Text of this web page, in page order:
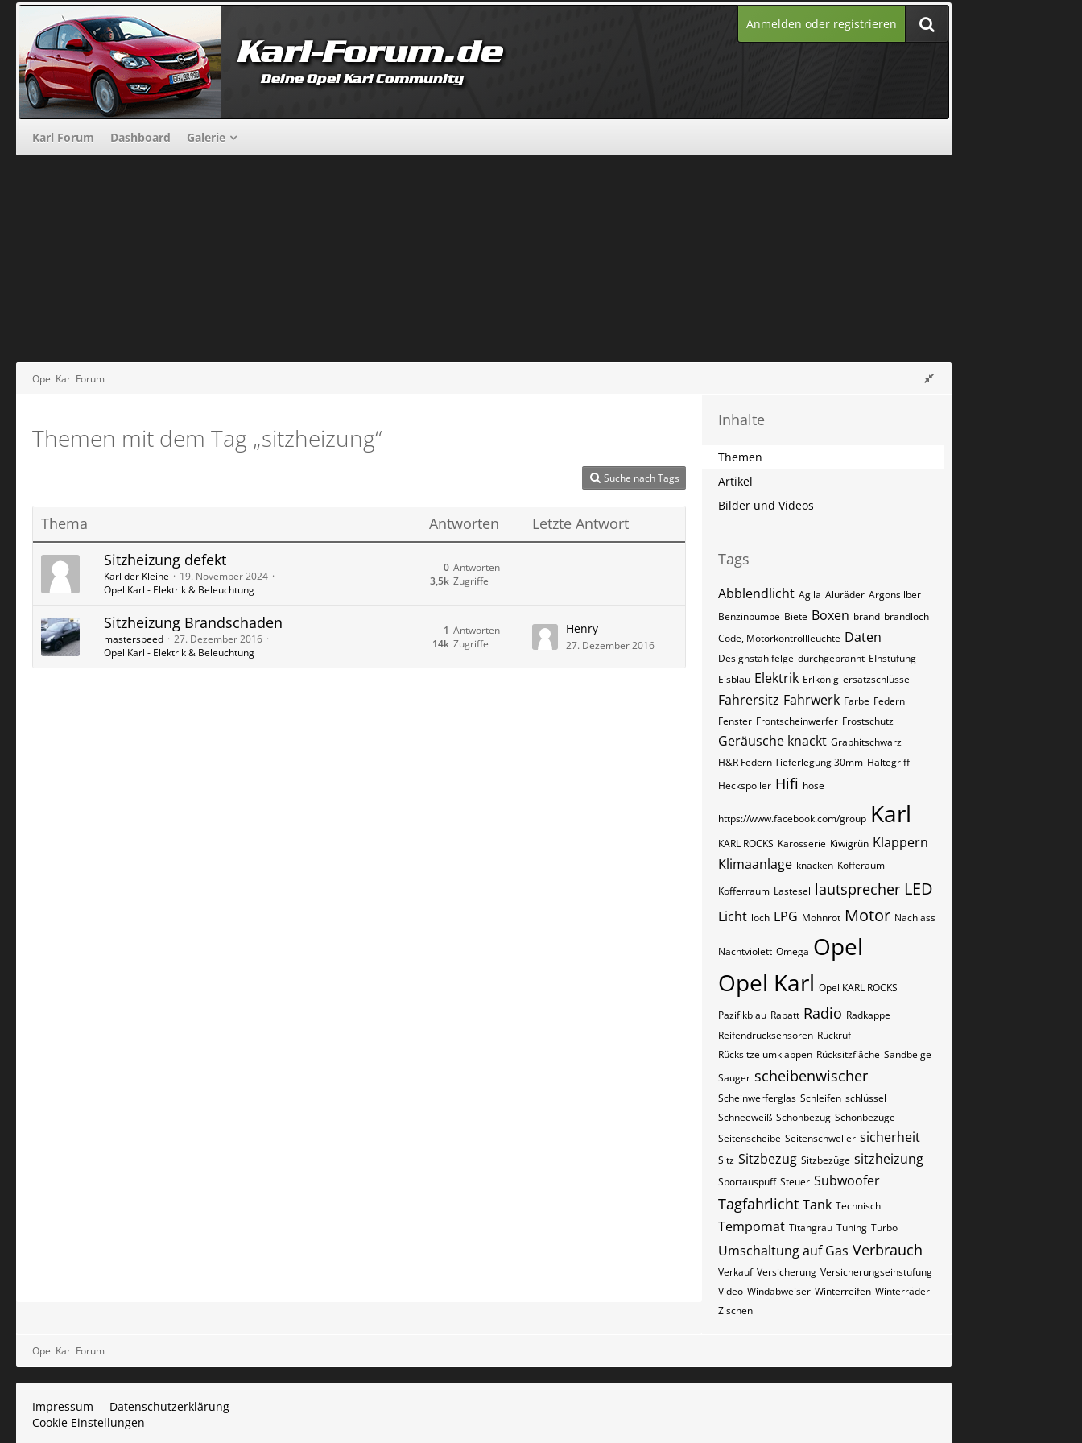
Anmelden oder registrieren
Karl Forum Dashboard Galerie
Opel Karl Forum
Themen mit dem Tag „sitzheizung“
Suche nach Tags
Thema Antworten
Letzte Antwort
Sitzheizung defekt
Karl der Kleine
19. November 2024
Opel Karl - Elektrik & Beleuchtung
Antworten
0
Zugriffe
3,5k
Sitzheizung Brandschaden
masterspeed
27. Dezember 2016
Opel Karl - Elektrik & Beleuchtung
Antworten
1
Zugriffe
14k
Henry
27. Dezember 2016
Inhalte
Themen
Artikel
Bilder und Videos
Tags
Abblendlicht Agila Aluräder Argonsilber
Benzinpumpe Biete Boxen brand brandloch
Code, Motorkontrollleuchte Daten
Designstahlfelge durchgebrannt EInstufung
Eisblau Elektrik Erlkönig ersatzschlüssel
Fahrersitz Fahrwerk Farbe Federn
Fenster Frontscheinwerfer Frostschutz
Geräusche knackt Graphitschwarz
H&R Federn Tieferlegung 30mm Haltegriff
Heckspoiler Hifi hose
https://www.facebook.com/group Karl
KARL ROCKS Karosserie Kiwigrün Klappern
Klimaanlage knacken Kofferaum
Kofferraum Lastesel lautsprecher LED
Licht loch LPG Mohnrot Motor Nachlass
Nachtviolett Omega Opel
Opel Karl Opel KARL ROCKS
Pazifikblau Rabatt Radio Radkappe
Reifendrucksensoren Rückruf
Rücksitze umklappen Rücksitzfläche Sandbeige
Sauger scheibenwischer
Scheinwerferglas Schleifen schlüssel
Schneeweiß Schonbezug Schonbezüge
Seitenscheibe Seitenschweller sicherheit
Sitz Sitzbezug Sitzbezüge sitzheizung
Sportauspuff Steuer Subwoofer
Tagfahrlicht Tank Technisch
Tempomat Titangrau Tuning Turbo
Umschaltung auf Gas Verbrauch
Verkauf Versicherung Versicherungseinstufung
Video Windabweiser Winterreifen Winterräder
Zischen
Opel Karl Forum
Impressum
Datenschutzerklärung
Cookie Einstellungen